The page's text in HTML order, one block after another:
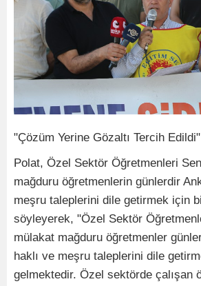
"Çözüm Yerine Gözaltı Tercih Edildi"
Polat, Özel Sektör Öğretmenleri
mağduru öğretmenlerin günlerdir
meşru taleplerini dile getirmek için
söyleyerek, "Özel Sektör
mülakat mağduru öğretmenler
haklı ve meşru taleplerini dile
gelmektedir. Özel sektörde çalışan